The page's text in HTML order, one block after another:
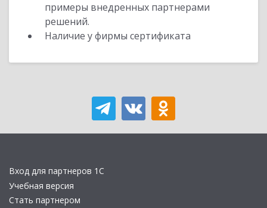
примеры внедренных партнерами
решений.
Наличие у фирмы сертификата
Вход для партнеров 1С
Учебная версия
Стать партнером